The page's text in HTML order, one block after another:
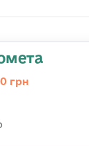
грн